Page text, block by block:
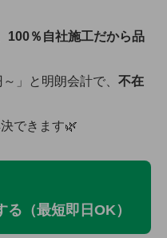
100％自社施工だから品
」と明朗会計で、 不在
できます🌿
（最短即日OK）